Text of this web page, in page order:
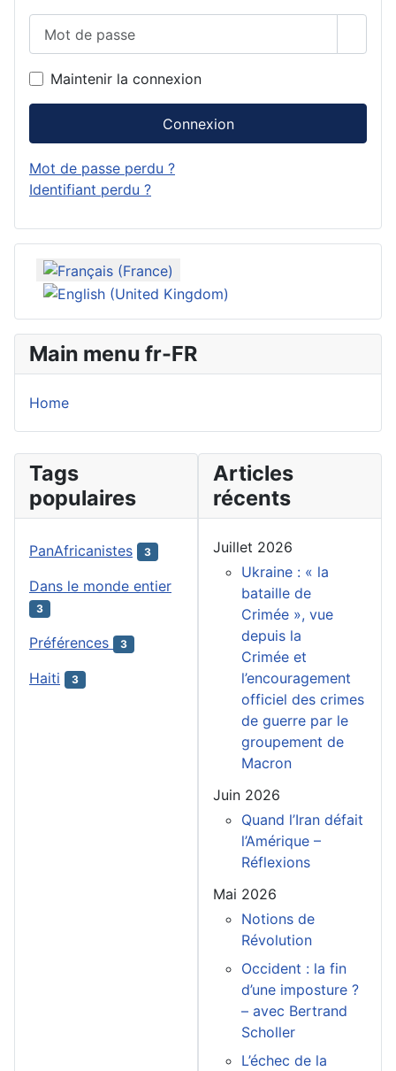
Maintenir la connexion
Connexion
Mot de passe perdu ?
Identifiant perdu ?
Sélectionnez votre langue
Main menu fr-FR
Home
Tags
populaires
PanAfricanistes 3
Dans le monde entier
3
Préférences 3
Haiti 3
Articles
récents
Juillet 2026
Ukraine : « la
bataille de
Crimée », vue
depuis la
Crimée et
l’encouragement
officiel des crimes
de guerre par le
groupement de
Macron
Juin 2026
Quand l’Iran défait
l’Amérique –
Réflexions
Mai 2026
Notions de
Révolution
Occident : la fin
d’une imposture ?
– avec Bertrand
Scholler
L’échec de la